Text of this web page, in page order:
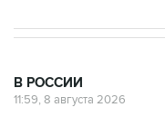
В РОССИИ
11:59, 8 августа 2026